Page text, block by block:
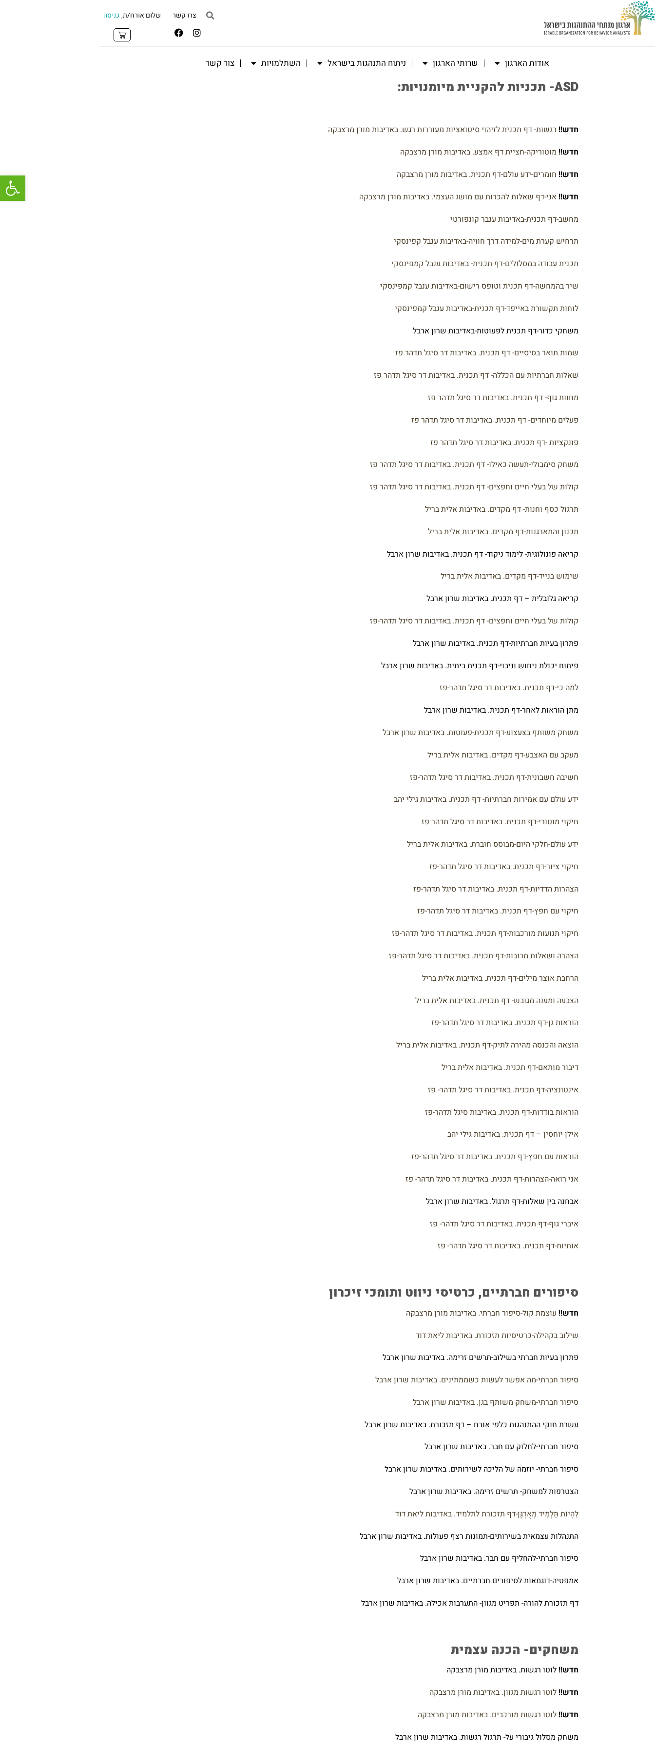
צרו קשר שלום אורח/ת,כניסה
אודות הארגון שרותי הארגון ניתוח התנהגות בישראל השתלמויות צור קשר
ASD- תכניות להקניית מיומנויות:
חדש!! רגשות- דף תכנית לזיהוי סיטואציות מעוררות רגש. באדיבות מורן מרצבקה
חדש!! מוטוריקה-חציית דף אמצע. באדיבות מורן מרצבקה
חדש!! חומרים-ידע עולם-דף תכנית. באדיבות מורן מרצבקה
חדש!! אני-דף שאלות להכרות עם מושג העצמי. באדיבות מורן מרצבקה
מחשב-דף תכנית-באדיבות ענבר קונפורטי
תרחיש קערת מים-למידה דרך חוויה-באדיבות ענבל קפינסקי
תכנית עבודה במסלולים-דף תכנית- באדיבות ענבל קמפינסקי
שיר בהמחשה-דף תכנית וטופס רישום-באדיבות ענבל קמפינסקי
לוחות תקשורת באייפד-דף תכנית-באדיבות ענבל קמפינסקי
משחקי כדור-דף תכנית לפעוטות-באדיבות שרון ארבל
שמות תואר בסיסיים- דף תכנית. באדיבות דר סיגל תדהר פז
שאלות חברתיות עם הכללה- דף תכנית. באדיבות דר סיגל תדהר פז
מחוות גוף- דף תכנית. באדיבות דר סיגל תדהר פז
פעלים מיוחדים- דף תכנית. באדיבות דר סיגל תדהר פז
פונקציות -דף תכנית. באדיבות דר סיגל תדהר פז
משחק סימבולי-תעשה כאילו- דף תכנית. באדיבות דר סיגל תדהר פז
קולות של בעלי חיים וחפצים- דף תכנית. באדיבות דר סיגל תדהר פז
תרגול כסף וחנות- דף מקדים. באדיבות אלית בריל
תכנון והתארגנות-דף מקדים. באדיבות אלית בריל
קריאה פונולוגית- לימוד ניקוד- דף תכנית. באדיבות שרון ארבל
שימוש בנייד-דף מקדים. באדיבות אלית בריל
קריאה גלובלית – דף תכנית. באדיבות שרון ארבל
קולות של בעלי חיים וחפצים- דף תכנית. באדיבות דר סיגל תדהר-פז
פתרון בעיות חברתיות-דף תכנית. באדיבות שרון ארבל
פיתוח יכולת ניחוש וניבוי-דף תכנית ביתית. באדיבות שרון ארבל
למה כי-דף תכנית. באדיבות דר סיגל תדהר-פז
מתן הוראות לאחר-דף תכנית. באדיבות שרון ארבל
משחק משותף בצעצוע-דף תכנית-פעוטות. באדיבות שרון ארבל
מעקב עם האצבע-דף מקדים. באדיבות אלית בריל
חשיבה חשבונית-דף תכנית. באדיבות דר סיגל תדהר-פז
ידע עולם עם אמירות חברתיות- דף תכנית. באדיבות גילי יהב
חיקוי מוטורי-דף תכנית. באדיבות דר סיגל תדהר פז
ידע עולם-חלקי היום-מבוסס חוברת. באדיבות אלית בריל
חיקוי ציור-דף תכנית. באדיבות דר סיגל תדהר-פז
הצהרות הדדיות-דף תכנית. באדיבות דר סיגל תדהר-פז
חיקוי עם חפץ-דף תכנית. באדיבות דר סיגל תדהר-פז
חיקוי תנועות מורכבות-דף תכנית. באדיבות דר סיגל תדהר-פז
הצהרה ושאלות מרובות-דף תכנית. באדיבות דר סיגל תדהר-פז
הרחבת אוצר מילים-דף תכנית. באדיבות אלית בריל
הצבעה ומענה מגובש- דף תכנית. באדיבות אלית בריל
הוראות גן-דף תכנית. באדיבות דר סיגל תדהר-פז
הוצאה והכנסה מהירה לתיק-דף תכנית. באדיבות אלית בריל
דיבור מותאם-דף תכנית. באדיבות אלית בריל
אינטונציה-דף תכנית. באדיבות דר סיגל תדהר- פז
הוראות בודדות-דף תכנית. באדיבות סיגל תדהר-פז
אילן יוחסין – דף תכנית. באדיבות גילי יהב
הוראות עם חפץ-דף תכנית. באדיבות דר סיגל תדהר-פז
אני רואה-הצהרות-דף תכנית. באדיבות דר סיגל תדהר- פז
אבחנה בין שאלות-דף תרגול. באדיבות שרון ארבל
איברי גוף-דף תכנית. באדיבות דר סיגל תדהר- פז
אותיות-דף תכנית. באדיבות דר סיגל תדהר- פז
סיפורים חברתיים, כרטיסי ניווט ותומכי זיכרון
חדש!! עוצמת קול-סיפור חברתי. באדיבות מורן מרצבקה
שילוב בקהילה-כרטיסיות תזכורת. באדיבות ליאת דוד
פתרון בעיות חברתי בשילוב-תרשים זרימה. באדיבות שרון ארבל
סיפור חברתי-מה אפשר לעשות כשממתינים. באדיבות שרון ארבל
סיפור חברתי-משחק משותף בגן. באדיבות שרון ארבל
עשרת חוקי ההתנהגות כלפי אורח – דף תזכורת. באדיבות שרון ארבל
סיפור חברתי-לחלוק עם חבר. באדיבות שרון ארבל
סיפור חברתי- יוזמה של הליכה לשירותים. באדיבות שרון ארבל
הצטרפות למשחק- תרשים זרימה. באדיבות שרון ארבל
לִהְיוֹת תַּלְמִיד מְאֻרְגָּן-דף תזכורת לתלמיד. באדיבות ליאת דוד
התנהלות עצמאית בשירותים-תמונות רצף פעולות. באדיבות שרון ארבל
סיפור חברתי-להחליף עם חבר. באדיבות שרון ארבל
אמפטיה-דוגמאות לסיפורים חברתיים. באדיבות שרון ארבל
דף תזכורת להורה- תפריט מגוון- התערבות אכילה. באדיבות שרון ארבל
משחקים- הכנה עצמית
חדש!! לוטו רגשות. באדיבות מורן מרצבקה
חדש!! לוטו רגשות מגוון. באדיבות מורן מרצבקה
חדש!! לוטו רגשות מורכבים. באדיבות מורן מרצבקה
משחק מסלול גיבורי על- תרגול רגשות. באדיבות שרון ארבל